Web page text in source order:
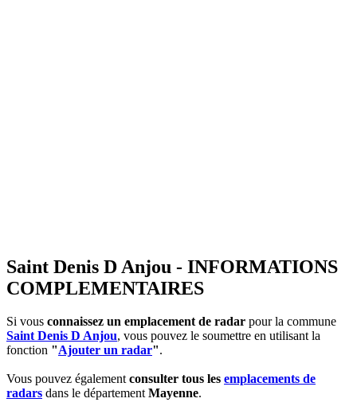
Saint Denis D Anjou - INFORMATIONS
COMPLEMENTAIRES
Si vous connaissez un emplacement de radar pour la commune
Saint Denis D Anjou, vous pouvez le soumettre en utilisant la
fonction "Ajouter un radar".
Vous pouvez égalementconsulter tous les emplacements de
radars dans le départementMayenne.